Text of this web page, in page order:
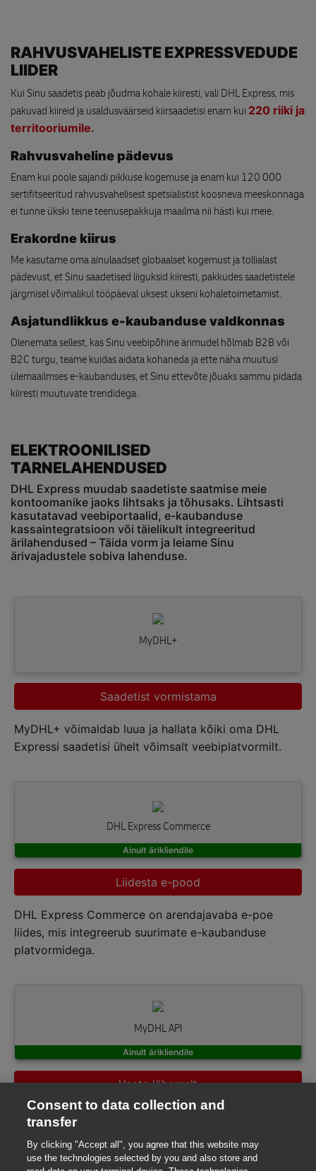
RAHVUSVAHELISTE EXPRESSVEDUDE
LIIDER
Kui Sinu saadetis peab jõudma kohale kiiresti, vali DHL Express, mis
pakuvad kiireid ja usaldusväärseid kiirsaadetisi enam kui 220 riiki ja
territooriumile.
Rahvusvaheline pädevus
Enam kui poole sajandi pikkuse kogemuse ja enam kui 120 000
sertifitseeritud rahvusvahelisest spetsialistist koosneva meeskonnaga
ei tunne ükski teine teenusepakkuja maailma nii hästi kui meie.
Erakordne kiirus
Me kasutame oma ainulaadset globaalset kogemust ja tollialast
pädevust, et Sinu saadetised liiguksid kiiresti, pakkudes saadetistele
järgmisel võimalikul tööpäeval uksest ukseni kohaletoimetamist.
Asjatundlikkus e-kaubanduse valdkonnas
Olenemata sellest, kas Sinu veebipõhine ärimudel hõlmab B2B või
B2C turgu, teame kuidas aidata kohaneda ja ette näha muutusi
ülemaailmses e-kaubanduses, et Sinu ettevõte jõuaks sammu pidada
kiiresti muutuvate trendidega.
ELEKTROONILISED
TARNELAHENDUSED
DHL Express muudab saadetiste saatmise meie
kontoomanike jaoks lihtsaks ja tõhusaks. Lihtsasti
kasutatavad veebiportaalid, e-kaubanduse
kassaintegratsioon või täielikult integreeritud
ärilahendused – Täida vorm ja leiame Sinu
ärivajadustele sobiva lahenduse.
MyDHL+
Saadetist vormistama
MyDHL+ võimaldab luua ja hallata kõiki oma DHL
Expressi saadetisi ühelt võimsalt veebiplatvormilt.
Ainult ärikliendile
DHL Express Commerce
Liidesta e-pood
DHL Express Commerce on arendajavaba e-poe
liides, mis integreerub suurimate e-kaubanduse
platvormidega.
Ainult ärikliendile
MyDHL API
Vaata lähemalt
Sinu ettevõttesisesed rätseplahendused täielikult
Consent to data collection and
transfer
By clicking "Accept all", you agree that this website may
use the technologies selected by you and also store and